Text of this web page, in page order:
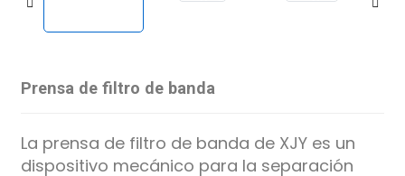
Prensa de filtro de banda
La prensa de filtro de banda de XJY es un
dispositivo mecánico para la separación